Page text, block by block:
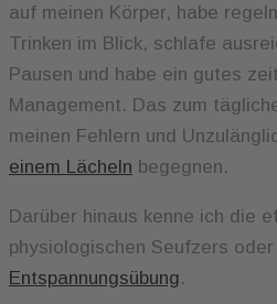
auf meinen Körper, habe
Trinken im Blick, schlafe
Pausen und habe ein gutes
Management. Das zum
meinen Fehlern und
einem Lächeln begegnen.
Darüber hinaus kenne ich die
physiologischen Seufzers
Entspannungsübung.